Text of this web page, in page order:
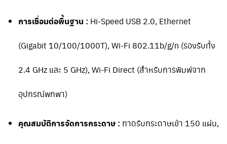
การเชื่อมต่อพื้นฐาน : Hi-Speed USB 2.0, Ethernet
(Gigabit 10/100/1000T), Wi-Fi 802.11b/g/n (รองรับทั้ง
2.4 GHz และ 5 GHz), Wi-Fi Direct (สำหรับการพิมพ์จาก
อุปกรณ์พกพา)
คุณสมบัติการจัดการกระดาษ : ถาดรับกระดาษเข้า 150 แผ่น,